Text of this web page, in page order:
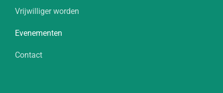
Vrijwilliger worden
Evenementen
Contact